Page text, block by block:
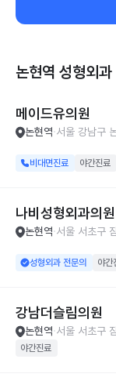
논현역 성형외과
메이드유의원
논현역 서울 강남구
비대면진료 야간진료
나비성형외과의원
논현역 서울 서초구
성형외과 전문의 야간
강남더슬림의원
논현역 서울 서초구
야간진료